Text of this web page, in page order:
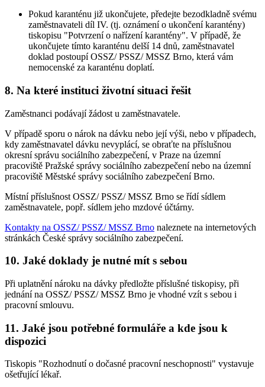
Pokud karanténu již ukončujete, předejte bezodkladně svému
zaměstnavateli díl IV. (tj. oznámení o ukončení karantény)
tiskopisu "Potvrzení o nařízení karantény". V případě, že
ukončujete tímto karanténu delší 14 dnů, zaměstnavatel
doklad postoupí OSSZ/ PSSZ/ MSSZ Brno, která vám
nemocenské za karanténu doplatí.
8. Na které instituci životní situaci řešit
Zaměstnanci podávají žádost u zaměstnavatele.
V případě sporu o nárok na dávku nebo její výši, nebo v případech,
kdy zaměstnavatel dávku nevyplácí, se obraťte na příslušnou
okresní správu sociálního zabezpečení, v Praze na územní
pracoviště Pražské správy sociálního zabezpečení nebo na územní
pracoviště Městské správy sociálního zabezpečení Brno.
Místní příslušnost OSSZ/ PSSZ/ MSSZ Brno se řídí sídlem
zaměstnavatele, popř. sídlem jeho mzdové účtárny.
Kontakty na OSSZ/ PSSZ/ MSSZ Brno naleznete na internetových
stránkách České správy sociálního zabezpečení.
10. Jaké doklady je nutné mít s sebou
Při uplatnění nároku na dávky předložte příslušné tiskopisy, při
jednání na OSSZ/ PSSZ/ MSSZ Brno je vhodné vzít s sebou i
pracovní smlouvu.
11. Jaké jsou potřebné formuláře a kde jsou k
dispozici
Tiskopis "Rozhodnutí o dočasné pracovní neschopnosti" vystavuje
ošetřující lékař.